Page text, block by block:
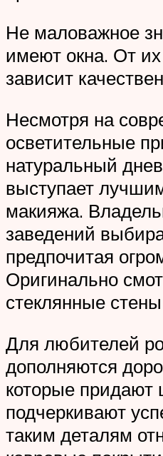
Не маловажное
имеют окна. От
зависит
Несмотря на
осветительные
натуральный
выступает
макияжа.
заведений
предпочитая
Оригинально
стеклянные
Для любителей
дополняются
которые придают
подчеркивают
таким деталям